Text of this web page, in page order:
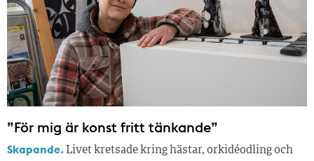
”För mig är konst fritt tänkande”
Skapande. Livet kretsade kring hästar, orkidéodling och